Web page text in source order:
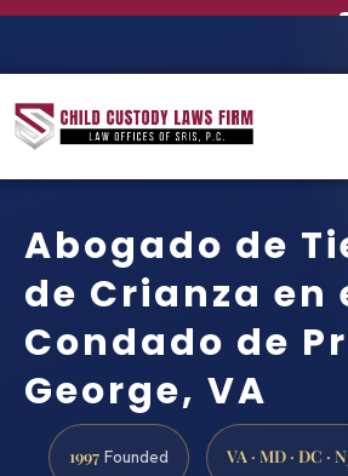
Abogado de
de Crianza en
Condado de
George, VA
1997 Founded VA · MD · DC ·